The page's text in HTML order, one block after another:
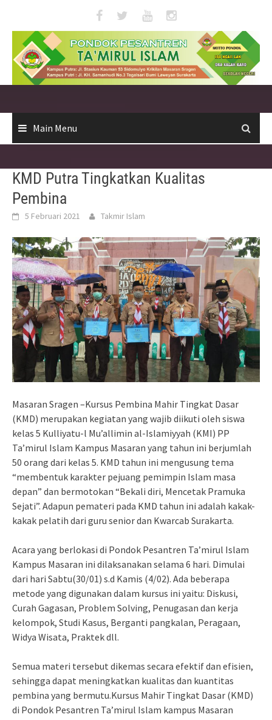
content
Main Menu
KMD Putra Tingkatkan Kualitas
Pembina
5 Februari 2021 Takmir Islam
Masaran Sragen –Kursus Pembina Mahir Tingkat Dasar
(KMD) merupakan kegiatan yang wajib diikuti oleh siswa
kelas 5 Kulliyatu-l Mu’allimin al-Islamiyyah (KMI) PP
Ta’mirul Islam Kampus Masaran yang tahun ini berjumlah
50 orang dari kelas 5. KMD tahun ini mengusung tema
“membentuk karakter pejuang pemimpin Islam masa
depan” dan bermotokan “Bekali diri, Mencetak Pramuka
Sejati”. Adapun pemateri pada KMD tahun ini adalah kakak-
kakak pelatih dari guru senior dan Kwarcab Surakarta.
Acara yang berlokasi di Pondok Pesantren Ta’mirul Islam
Kampus Masaran ini dilaksanakan selama 6 hari. Dimulai
dari hari Sabtu(30/01) s.d Kamis (4/02). Ada beberapa
metode yang digunakan dalam kursus ini yaitu: Diskusi,
Curah Gagasan, Problem Solving, Penugasan dan kerja
kelompok, Studi Kasus, Berganti pangkalan, Peragaan,
Widya Wisata, Praktek dll.
Semua materi tersebut dikemas secara efektif dan efisien,
sehingga dapat meningkatkan kualitas dan kuantitas
pembina yang bermutu.Kursus Mahir Tingkat Dasar (KMD)
di Pondok Pesantren Ta’mirul Islam kampus Masaran